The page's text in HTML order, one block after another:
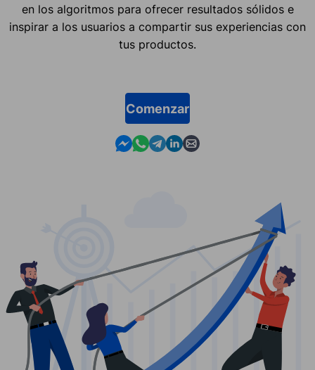
en los algoritmos para ofrecer resultados sólidos e
inspirar a los usuarios a compartir sus experiencias con
tus productos.
Comenzar
Contact us in Messenger
Contact us in WhatsApp
Contact us in Telegram
Contact us in Linkedin
Contact us by email